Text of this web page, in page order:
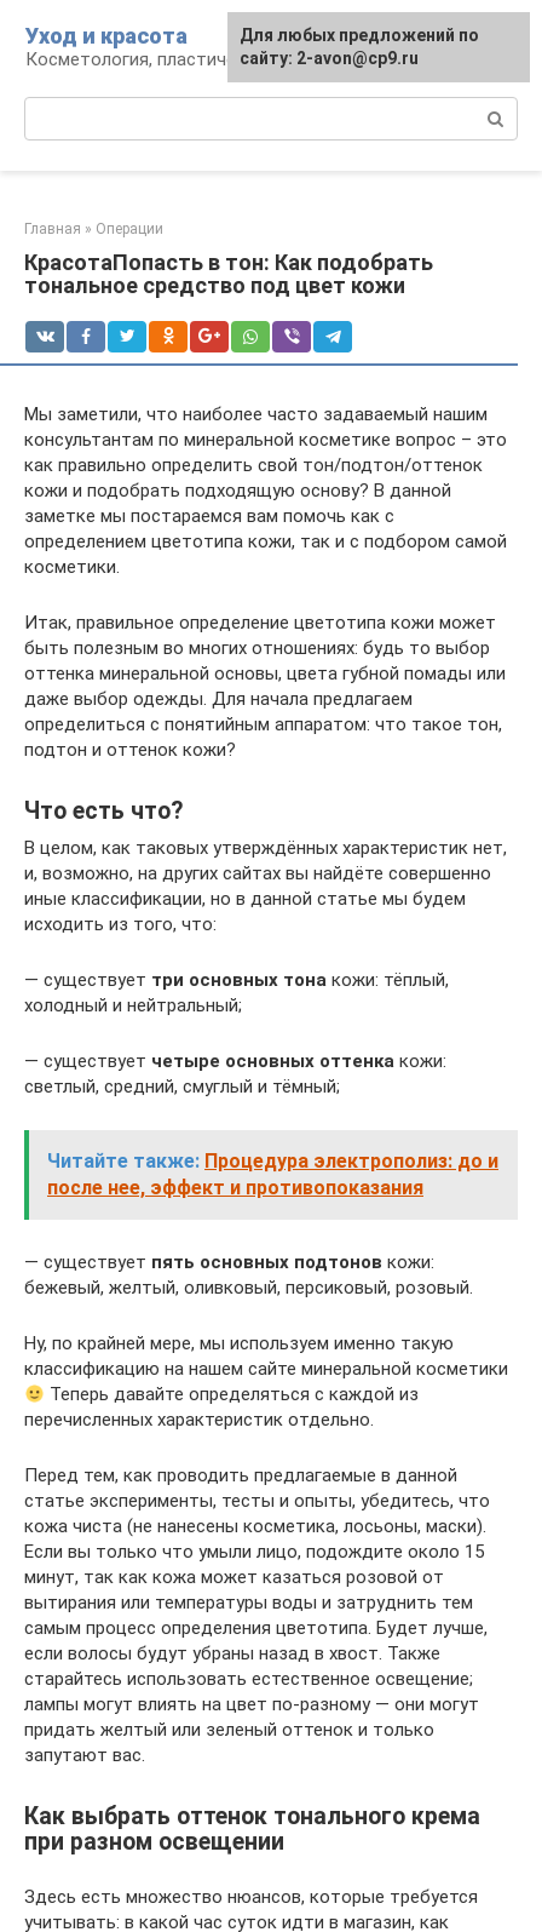
контенту
Уход и красота
Косметология, пластическая хирургия, уход
Главная » Операции
КрасотаПопасть в тон: Как подобрать
тональное средство под цвет кожи
Мы заметили, что наиболее часто задаваемый нашим
консультантам по минеральной косметике вопрос – это
как правильно определить свой тон/подтон/оттенок
кожи и подобрать подходящую основу? В данной
заметке мы постараемся вам помочь как с
определением цветотипа кожи, так и с подбором самой
косметики.
Итак, правильное определение цветотипа кожи может
быть полезным во многих отношениях: будь то выбор
оттенка минеральной основы, цвета губной помады или
даже выбор одежды. Для начала предлагаем
определиться с понятийным аппаратом: что такое тон,
подтон и оттенок кожи?
Что есть что?
В целом, как таковых утверждённых характеристик нет,
и, возможно, на других сайтах вы найдёте совершенно
иные классификации, но в данной статье мы будем
исходить из того, что:
— существует три основных тона кожи: тёплый,
холодный и нейтральный;
— существует четыре основных оттенка кожи:
светлый, средний, смуглый и тёмный;
Читайте также: Процедура электрополиз: до и
после нее, эффект и противопоказания
— существует пять основных подтонов кожи:
бежевый, желтый, оливковый, персиковый, розовый.
Ну, по крайней мере, мы используем именно такую
классификацию на нашем сайте минеральной косметики
Теперь давайте определяться с каждой из
перечисленных характеристик отдельно.
Перед тем, как проводить предлагаемые в данной
статье эксперименты, тесты и опыты, убедитесь, что
кожа чиста (не нанесены косметика, лосьоны, маски).
Если вы только что умыли лицо, подождите около 15
минут, так как кожа может казаться розовой от
вытирания или температуры воды и затруднить тем
самым процесс определения цветотипа. Будет лучше,
если волосы будут убраны назад в хвост. Также
старайтесь использовать естественное освещение;
лампы могут влиять на цвет по-разному — они могут
придать желтый или зеленый оттенок и только
запутают вас.
Как выбрать оттенок тонального крема
при разном освещении
Здесь есть множество нюансов, которые требуется
учитывать: в какой час суток идти в магазин, как
Для любых предложений по
сайту: 2-avon@cp9.ru